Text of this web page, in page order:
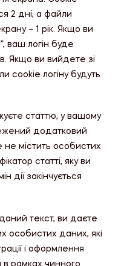
2 дні, а файли
– 1 рік. Якщо ви
ваш логін буде
Якщо ви вийдете зі
cookie логіну будуть
статтю, у вашому
додатковий
містить особистих
статті, яку ви
дії закінчується
текст, ви даєте
особистих даних, які
і оформлення